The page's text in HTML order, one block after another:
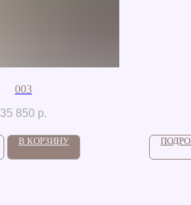
003
35 850 р.
В КОРЗИНУ